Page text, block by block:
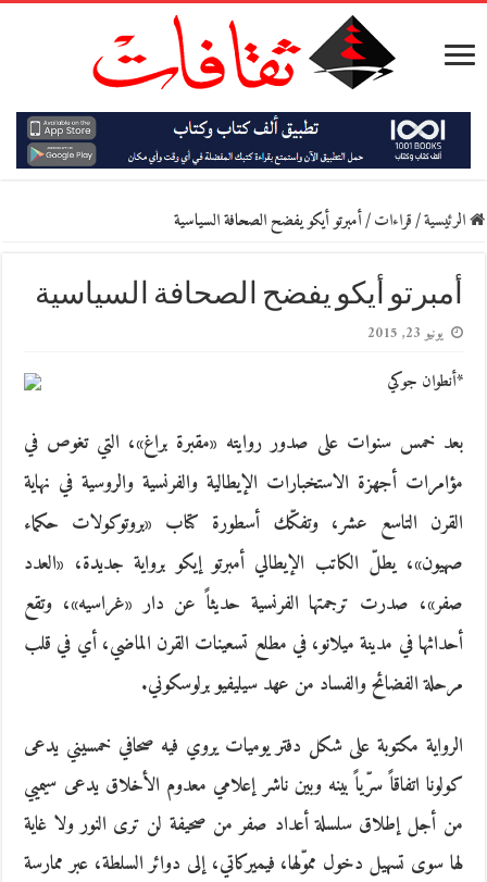
الرئيسية/قراءات/أمبرتو أيكو يفضح الصحافة السياسية
أمبرتو أيكو يفضح الصحافة السياسية
يونيو 23, 2015
*أنطوان جوكي
بعد خمس سنوات على صدور روايته «مقبرة براغ»، التي تغوص في
مؤامرات أجهزة الاستخبارات الإيطالية والفرنسية والروسية في نهاية
القرن التاسع عشر، وتفكّك أسطورة كتاب «بروتوكولات حكماء
صهيون»، يطلّ الكاتب الإيطالي أمبرتو إيكو برواية جديدة، «العدد
صفر»، صدرت ترجمتها الفرنسية حديثاً عن دار «غراسيه»، وتقع
أحداثها في مدينة ميلانو، في مطلع تسعينات القرن الماضي، أي في قلب
مرحلة الفضائح والفساد من عهد سيليفيو برلوسكوني.
الرواية مكتوبة على شكل دفتر يوميات يروي فيه صحافي خمسيني يدعى
كولونا اتفاقاً سرّياً بينه وبين ناشر إعلامي معدوم الأخلاق يدعى سيميي
من أجل إطلاق سلسلة أعداد صفر من صحيفة لن ترى النور ولا غاية
لها سوى تسهيل دخول مموّلها، فيميركاتي، إلى دوائر السلطة، عبر ممارسة